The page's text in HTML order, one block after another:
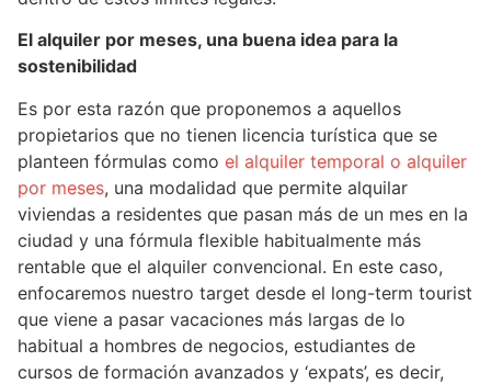
El alquiler por meses, una buena idea para la
sostenibilidad
Es por esta razón que proponemos a aquellos
propietarios que no tienen licencia turística que se
planteen fórmulas como el alquiler temporal o alquiler
por meses, una modalidad que permite alquilar
viviendas a residentes que pasan más de un mes en la
ciudad y una fórmula flexible habitualmente más
rentable que el alquiler convencional. En este caso,
enfocaremos nuestro target desde el long-term tourist
que viene a pasar vacaciones más largas de lo
habitual a hombres de negocios, estudiantes de
cursos de formación avanzados y ‘expats’, es decir,